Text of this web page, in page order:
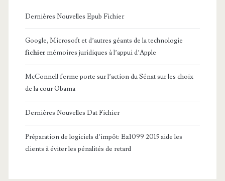
Dernières Nouvelles Epub Fichier
Google, Microsoft et d’autres géants de la technologie
fichier mémoires juridiques à l’appui d’Apple
McConnell ferme porte sur l’action du Sénat sur les choix
de la cour Obama
Dernières Nouvelles Dat Fichier
Préparation de logiciels d’impôt: Ez1099 2015 aide les
clients à éviter les pénalités de retard